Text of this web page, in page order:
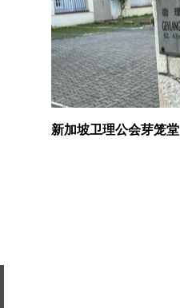
新加坡卫理公会芽笼堂